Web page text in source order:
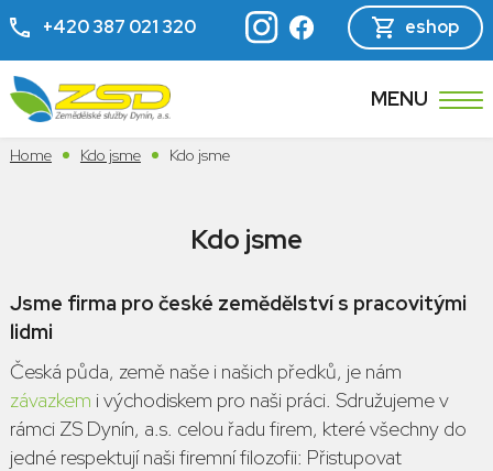
+420 387 021 320 eshop
MENU
Home Kdo jsme Kdo jsme
Kdo jsme
Jsme firma pro české zemědělství s pracovitými
lidmi
Česká půda, země naše i našich předků, je nám
závazkem i východiskem pro naši práci. Sdružujeme v
rámci ZS Dynín, a.s. celou řadu firem, které všechny do
jedné respektují naši firemní filozofii: Přistupovat